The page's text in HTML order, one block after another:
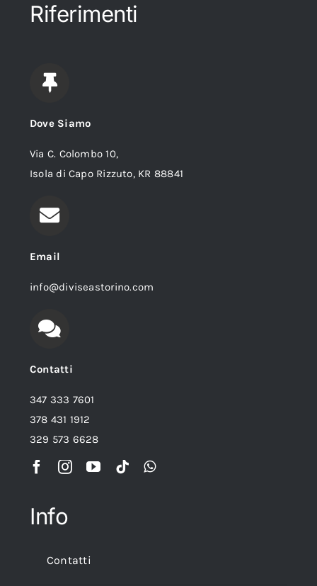
Riferimenti
Dove Siamo
Via C. Colombo 10,
Isola di Capo Rizzuto, KR 88841
Email
info@diviseastorino.com
Contatti
347 333 7601
378 431 1912
329 573 6628
Info
Contatti